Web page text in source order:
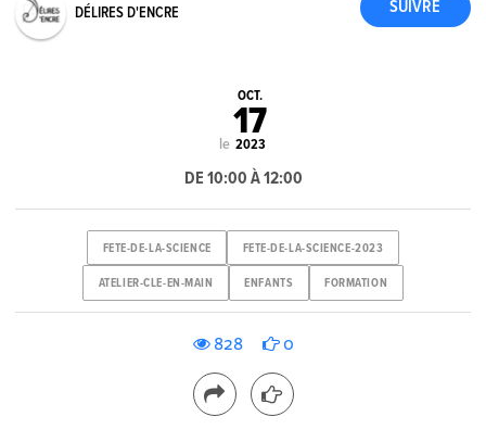
DÉLIRES D'ENCRE
le
OCT.
17
2023
DE 10:00 À 12:00
FETE-DE-LA-SCIENCE FETE-DE-LA-SCIENCE-2023
ATELIER-CLE-EN-MAIN ENFANTS FORMATION
828 0